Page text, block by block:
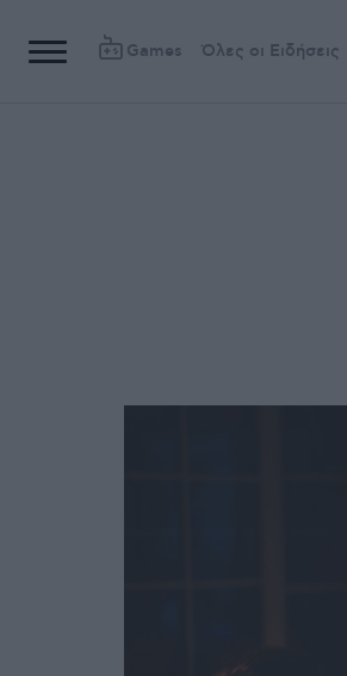
Games Όλες οι Ειδήσεις